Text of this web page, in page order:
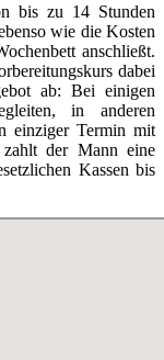
bis zu 14 Stunden
wie die Kosten
anschließt.
dabei
ab: Bei einigen
in anderen
einziger Termin mit
der Mann eine
Kassen bis